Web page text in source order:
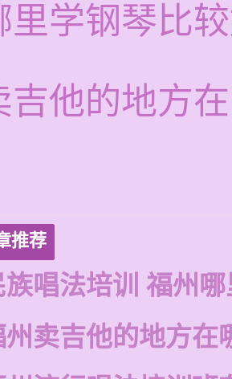
里学钢琴比
吉他的地方
推荐
族唱法培训 福州
州卖吉他的地方在